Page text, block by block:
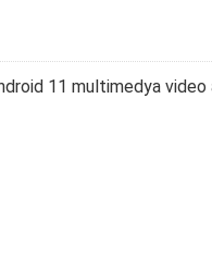
11 multimedya video